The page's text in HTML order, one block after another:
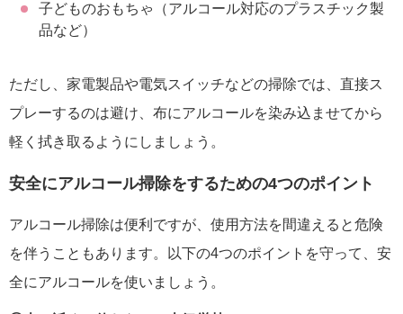
子どものおもちゃ（アルコール対応のプラスチック製
品など）
ただし、家電製品や電気スイッチなどの掃除では、直接ス
プレーするのは避け、布にアルコールを染み込ませてから
軽く拭き取るようにしましょう。
安全にアルコール掃除をするための4つのポイント
アルコール掃除は便利ですが、使用方法を間違えると危険
を伴うこともあります。以下の4つのポイントを守って、安
全にアルコールを使いましょう。